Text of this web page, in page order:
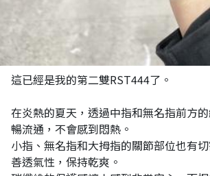
這已經是我的第二雙RST444了。
在炎熱的夏天，透過中指和無名指前方
暢流通，不會感到悶熱。
小指、無名指和大拇指的關節部位也有
善透氣性，保持乾爽。